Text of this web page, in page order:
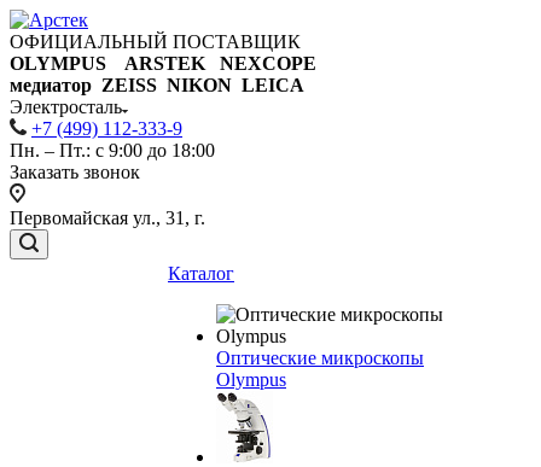
ОФИЦИАЛЬНЫЙ ПОСТАВЩИК
OLYMPUS ARSTEK NEXCOPE
медиатор ZEISS NIKON LEICA
Электросталь
+7 (499) 112-333-9
Пн. – Пт.: с 9:00 до 18:00
Заказать звонок
Первомайская ул., 31, г.
Каталог
Оптические микроскопы
Olympus